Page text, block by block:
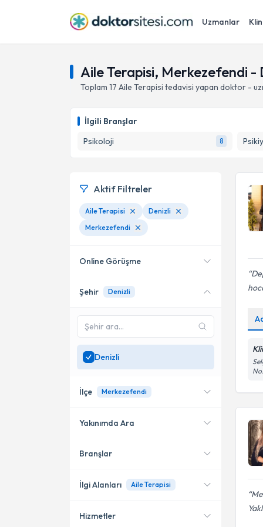
Uzmanlar
Aile Terapisi, Merkezefendi -
Toplam 17 Aile Terapisi tedavisi yapan doktor -
İlgili Branşlar
Psikoloji
8
Aktif Filtreler
Aile Terapisi
Denizli
Merkezefendi
Online Görüşme
Online danışmanlık sunan
SadeceDenizli
uzman ara
Şehir Denizli
Denizli
İlçe Merkezefendi
Merkezefendi
Pamukkale
Yakınımda Ara
Konumuma yakın uzmanları
Branşlar
Psikoloji
İlgi Alanları Aile Terapisi
Hizmetler